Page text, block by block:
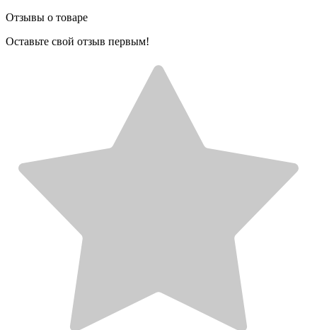
Отзывы о товаре
Оставьте свой отзыв первым!